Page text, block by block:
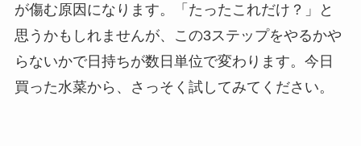
が傷む原因になります。「たったこれだけ？」と
思うかもしれませんが、この3ステップをやるかや
らないかで日持ちが数日単位で変わります。今日
買った水菜から、さっそく試してみてください。